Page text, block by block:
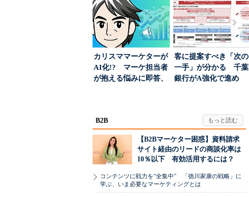
す...
カリスママーケターが
AI化!? マーケ担当者
が抱える悩みに即答、
客に提案すべき「次の
一手」が分かる 千葉
銀行がA強化で進め
B2B
【B2Bマーケター困惑】資料請求
サイト経由のリードの商談化率は
10％以下 有効活用するには？
コンテンツに戦力を“全集中” 「徳川家康の戦略」に
学ぶ、いま必要なマーケティングとは